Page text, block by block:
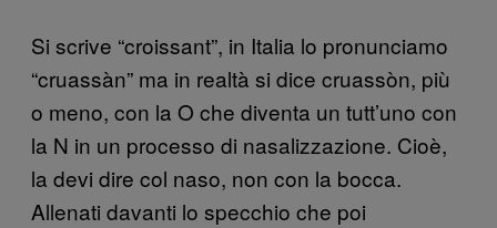
Si scrive “croissant”, in Italia lo pronunciamo
“cruassàn” ma in realtà si dice cruassòn, più
o meno, con la O che diventa un tutt’uno con
la N in un processo di nasalizzazione. Cioè,
la devi dire col naso, non con la bocca.
Allenati davanti lo specchio che poi